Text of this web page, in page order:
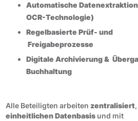
Automatische Datenextraktion
OCR-Technologie)
Regelbasierte Prüf- und
Freigabeprozesse
Digitale Archivierung &
Buchhaltung
Alle Beteiligten arbeiten zentralisiert
einheitlichen Datenbasis und mit